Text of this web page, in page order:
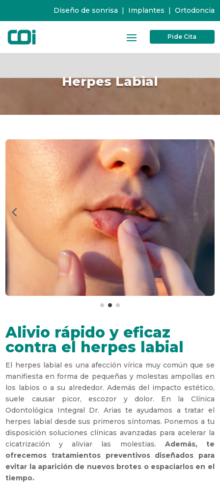
Diseño de sonrisa | Implantes | Ortodoncia
Pide Cita
Herpes Labial
Alivio rápido y eficaz
contra el herpes labial
El herpes labial es una afección vírica muy común que se
manifiesta en forma de pequeñas y molestas ampollas en
los labios o a su alrededor. Además del impacto estético,
suele causar picor, escozor y dolor. En la Clínica
Odontológica Integral Dr. Arias te ayudamos a tratar el
herpes labial desde sus primeros síntomas. Ponemos a tu
disposición soluciones clínicas avanzadas para acelerar la
cicatrización y aliviar las molestias. Además, te
ofrecemos tratamientos preventivos diseñados para
evitar la aparición de nuevos brotes o espaciarlos en el
tiempo.